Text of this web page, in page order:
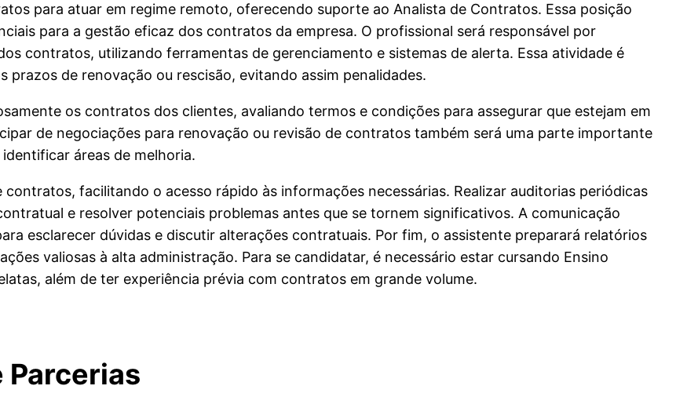
para atuar em regime remoto, oferecendo suporte ao Analista de Contratos. Essa posição
para a gestão eficaz dos contratos da empresa. O profissional será responsável por
contratos, utilizando ferramentas de gerenciamento e sistemas de alerta. Essa atividade é
de renovação ou rescisão, evitando assim penalidades.
os contratos dos clientes, avaliando termos e condições para assegurar que estejam em
de negociações para renovação ou revisão de contratos também será uma parte importante
áreas de melhoria.
facilitando o acesso rápido às informações necessárias. Realizar auditorias periódicas
e resolver potenciais problemas antes que se tornem significativos. A comunicação
esclarecer dúvidas e discutir alterações contratuais. Por fim, o assistente preparará relatórios
valiosas à alta administração. Para se candidatar, é necessário estar cursando Ensino
além de ter experiência prévia com contratos em grande volume.
Parcerias